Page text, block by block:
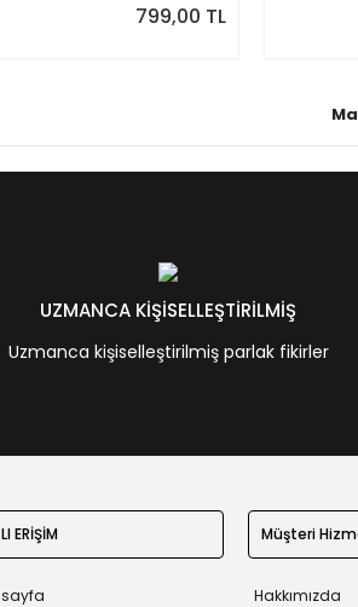
799,00 TL
UZMANCA KİŞİSELLEŞTİRİLMİŞ
Uzmanca kişiselleştirilmiş parlak fikirler
ERİŞİM Müşteri
Hakkımızda